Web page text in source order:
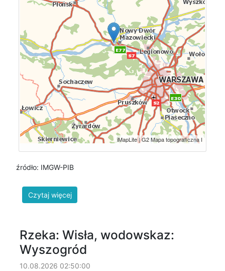
źródło: IMGW-PIB
Rzeka: Wisła, wodowskaz:
Wyszogród
10.08.2026 02:50:00